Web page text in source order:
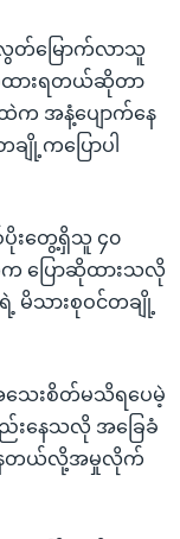
လွတ်မြောက်လာသူ
ထားရတယ်ဆိုတာ
က အနံ့ပျောက်နေ
ကပြောပါ
းတွေ့ရှိသူ ၄၀
ပြောဆိုထားသလို
မိသားစုဝင်တချို့
ေးစိတ်မသိရပေမဲ့
ည်းနေသလို အခြေခံ
နေတယ်လို့အမှုလိုက်